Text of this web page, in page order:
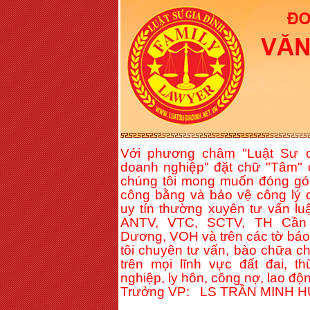
Với phương châm "Luật Sư
doanh nghiệp" đặt chữ "Tâm"
chúng tôi mong muốn đóng
công bằng và bảo vệ công lý
uy tín thường xuyên tư vấn
ANTV, VTC, SCTV, TH
Dương, VOH và trên các tờ
tôi chuyên tư vấn, bào chữa
trên mọi lĩnh vực đất đai,
nghiệp, ly hôn, công nợ, lao
Trưởng VP: LS TRẦN MINH